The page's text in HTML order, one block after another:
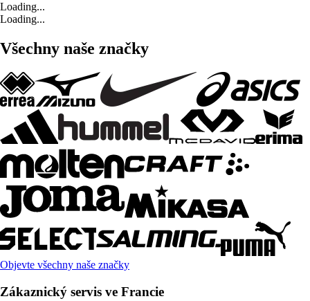
Loading...
Loading...
Všechny naše značky
Objevte všechny naše značky
Zákaznický servis ve Francie